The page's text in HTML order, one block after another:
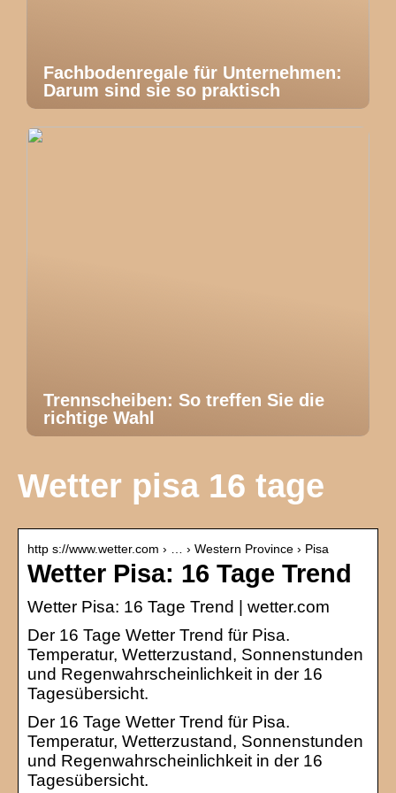
Fachbodenregale für Unternehmen:
Darum sind sie so praktisch
Trennscheiben: So treffen Sie die
richtige Wahl
Wetter pisa 16 tage
http s://www.wetter.com › … › Western Province › Pisa
Wetter Pisa: 16 Tage Trend
Wetter Pisa: 16 Tage Trend | wetter.com
Der 16 Tage Wetter Trend für Pisa.
Temperatur, Wetterzustand, Sonnenstunden
und Regenwahrscheinlichkeit in der 16
Tagesübersicht.
Der 16 Tage Wetter Trend für Pisa.
Temperatur, Wetterzustand, Sonnenstunden
und Regenwahrscheinlichkeit in der 16
Tagesübersicht.